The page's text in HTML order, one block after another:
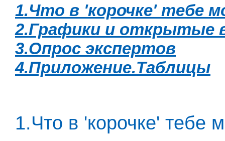
1.Что в 'корочке' тебе
2.Графики и открытые
3.Опрос экспертов
4.Приложение.Таблицы
1.Что в 'корочке' тебе